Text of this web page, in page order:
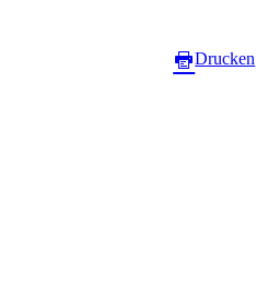
Drucken